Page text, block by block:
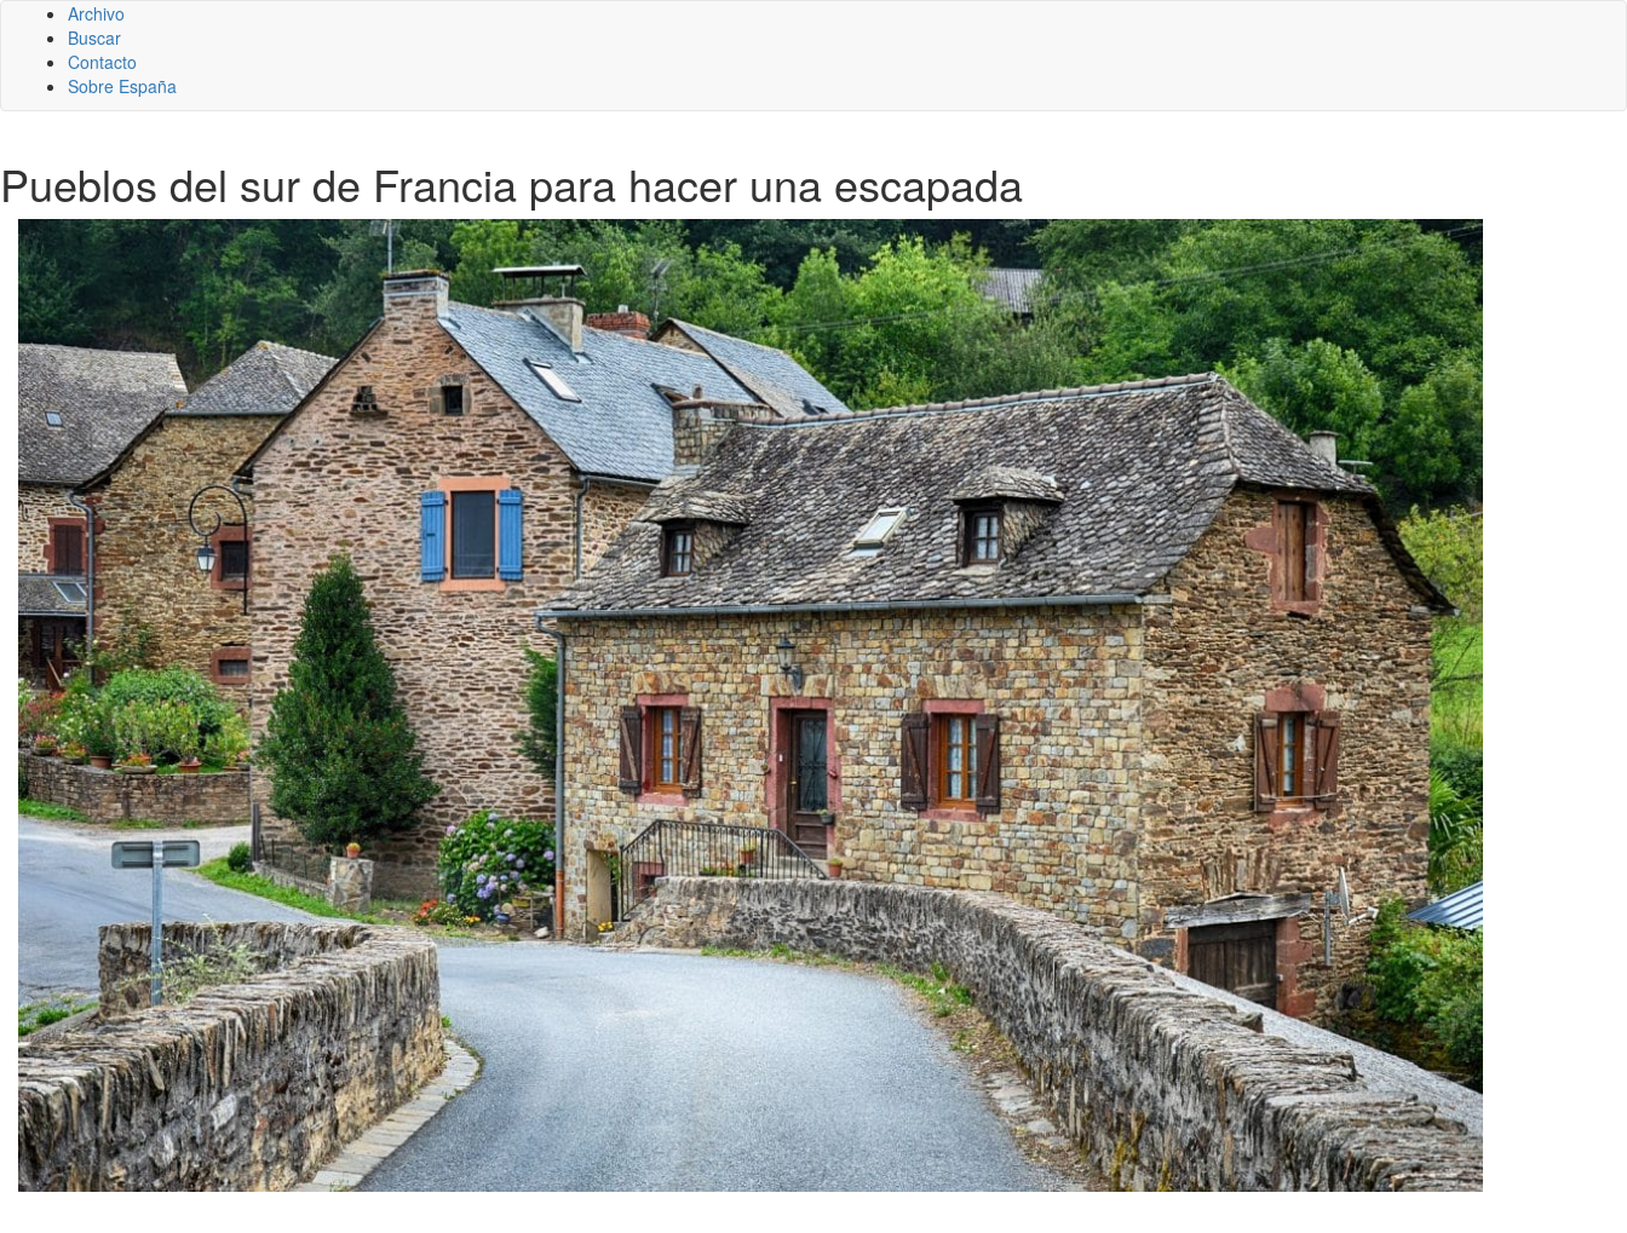
Archivo
Buscar
Contacto
Sobre España
Pueblos del sur de Francia para hacer una escapada